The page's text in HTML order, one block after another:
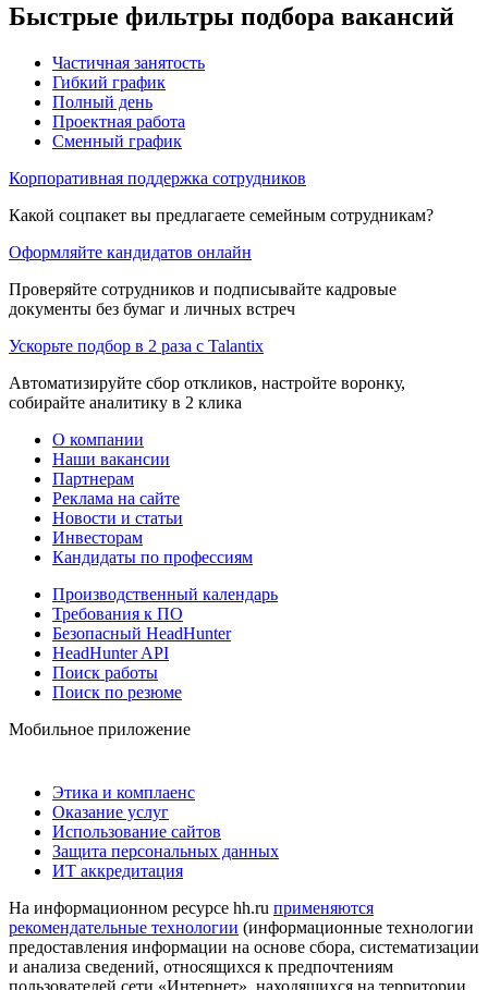
Быстрые фильтры подбора вакансий
Частичная занятость
Гибкий график
Полный день
Проектная работа
Сменный график
Корпоративная поддержка сотрудников
Какой соцпакет вы предлагаете семейным сотрудникам?
Оформляйте кандидатов онлайн
Проверяйте сотрудников и подписывайте кадровые
документы без бумаг и личных встреч
Ускорьте подбор в 2 раза с Talantix
Автоматизируйте сбор откликов, настройте воронку,
собирайте аналитику в 2 клика
О компании
Наши вакансии
Партнерам
Реклама на сайте
Новости и статьи
Инвесторам
Кандидаты по профессиям
Производственный календарь
Требования к ПО
Безопасный HeadHunter
HeadHunter API
Поиск работы
Поиск по резюме
Мобильное приложение
Этика и комплаенс
Оказание услуг
Использование сайтов
Защита персональных данных
ИТ аккредитация
На информационном ресурсе hh.ru применяются
рекомендательные технологии (информационные технологии
предоставления информации на основе сбора, систематизации
и анализа сведений, относящихся к предпочтениям
пользователей сети «Интернет», находящихся на территории